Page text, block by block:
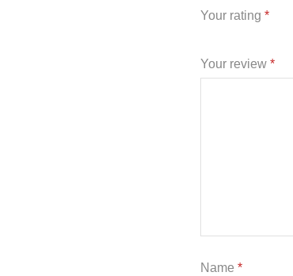
Your rating *
Your review *
Name *